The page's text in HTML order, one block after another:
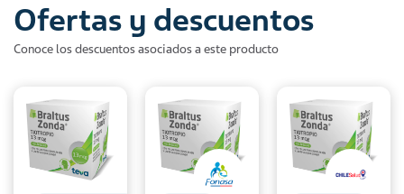
Ofertas y descuentos
Conoce los descuentos asociados a este producto